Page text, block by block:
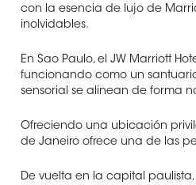
con la esencia de lujo de
inolvidables.
En Sao Paulo, el JW Marriott
funcionando como un
sensorial se alinean de forma
Ofreciendo una ubicación
de Janeiro ofrece una de las
De vuelta en la capital